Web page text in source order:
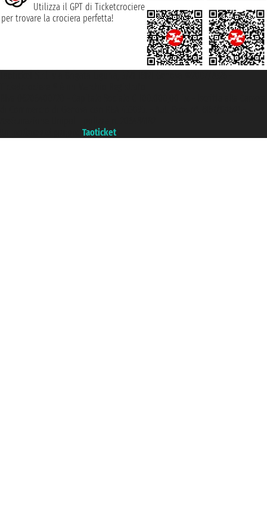
Utilizza il GPT di Ticketcrociere
per trovare la crociera perfetta!
Taoticket